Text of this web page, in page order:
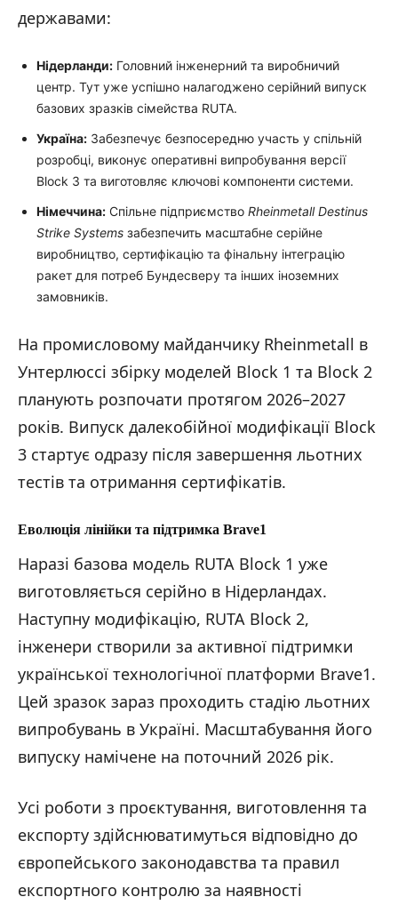
державами:
Нідерланди: Головний інженерний та виробничий
центр. Тут уже успішно налагоджено серійний випуск
базових зразків сімейства RUTA.
Україна: Забезпечує безпосередню участь у спільній
розробці, виконує оперативні випробування версії
Block 3 та виготовляє ключові компоненти системи.
Німеччина: Спільне підприємство Rheinmetall Destinus
Strike Systems забезпечить масштабне серійне
виробництво, сертифікацію та фінальну інтеграцію
ракет для потреб Бундесверу та інших іноземних
замовників.
На промисловому майданчику Rheinmetall в
Унтерлюссі збірку моделей Block 1 та Block 2
планують розпочати протягом 2026–2027
років. Випуск далекобійної модифікації Block
3 стартує одразу після завершення льотних
тестів та отримання сертифікатів.
Еволюція лінійки та підтримка Brave1
Наразі базова модель RUTA Block 1 уже
виготовляється серійно в Нідерландах.
Наступну модифікацію, RUTA Block 2,
інженери створили за активної підтримки
української технологічної платформи Brave1.
Цей зразок зараз проходить стадію льотних
випробувань в Україні. Масштабування його
випуску намічене на поточний 2026 рік.
Усі роботи з проєктування, виготовлення та
експорту здійснюватимуться відповідно до
європейського законодавства та правил
експортного контролю за наявності